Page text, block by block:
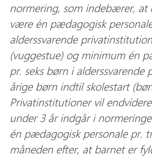
normering, som indebærer, at
være én pædagogisk
alderssvarende
(vuggestue) og minimum én
pr. seks børn i
årige børn indtil skolestart
Privatinstitutioner vil
under 3 år indgår i
én pædagogisk personale pr.
måneden efter, at barnet er